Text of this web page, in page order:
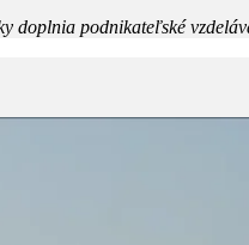
doplnia podnikateľské